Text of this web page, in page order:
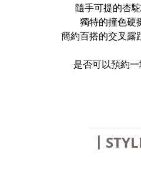
隨手可提的杏
獨特的撞色硬
簡約百搭的交叉露
是否可以預約
〡